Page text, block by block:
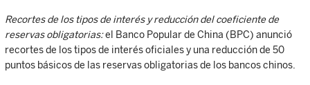
Recortes de los tipos de interés y reducción del coeficiente de
reservas obligatorias:el Banco Popular de China (BPC) anunció
recortes de los tipos de interés oficiales y una reducción de 50
puntos básicos de las reservas obligatorias de los bancos chinos.